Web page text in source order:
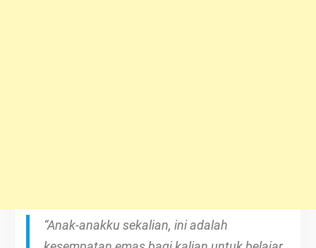
“Anak-anakku sekalian, ini adalah